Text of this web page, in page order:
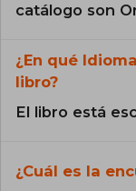
catálogo son
¿En qué
libro?
El libro está
¿Cuál es la